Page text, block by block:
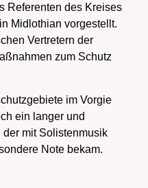
Referenten des Kreises
Midlothian vorgestellt.
Vertretern der
zum Schutz
im Vorgie
ein langer und
mit Solistenmusik
Note bekam.